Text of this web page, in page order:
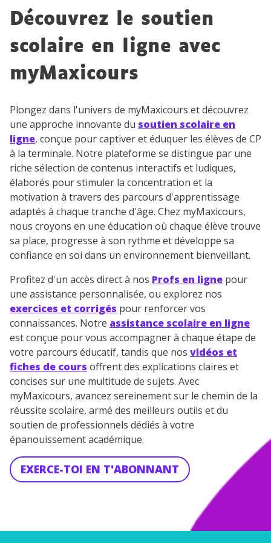
Découvrez le soutien
scolaire en ligne avec
myMaxicours
Plongez dans l'univers de myMaxicours et découvrez
une approche innovante du soutien scolaire en
ligne, conçue pour captiver et éduquer les élèves de CP
à la terminale. Notre plateforme se distingue par une
riche sélection de contenus interactifs et ludiques,
élaborés pour stimuler la concentration et la
motivation à travers des parcours d'apprentissage
adaptés à chaque tranche d'âge. Chez myMaxicours,
nous croyons en une éducation où chaque élève trouve
sa place, progresse à son rythme et développe sa
confiance en soi dans un environnement bienveillant.
Profitez d'un accès direct à nos Profs en ligne pour
une assistance personnalisée, ou explorez nos
exercices et corrigés pour renforcer vos
connaissances. Notre assistance scolaire en ligne
est conçue pour vous accompagner à chaque étape de
votre parcours éducatif, tandis que nos vidéos et
fiches de cours offrent des explications claires et
concises sur une multitude de sujets. Avec
myMaxicours, avancez sereinement sur le chemin de la
réussite scolaire, armé des meilleurs outils et du
soutien de professionnels dédiés à votre
épanouissement académique.
EXERCE-TOI EN T'ABONNANT